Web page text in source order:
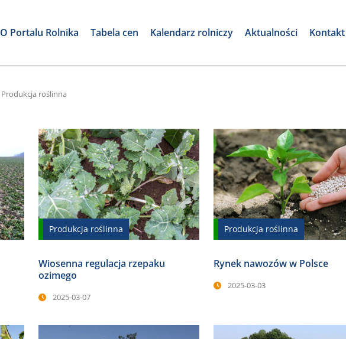
O Portalu Rolnika Tabela cen Kalendarz rolniczy Aktualności Kontakt
Produkcja roślinna
Produkcja roślinna
Wiosenna regulacja rzepaku
ozimego
2025-03-07
Produkcja roślinna
Rynek nawozów w Polsce
2025-03-03